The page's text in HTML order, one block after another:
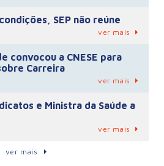
SEP não reúne
ver mais
convocou a CNESE para
Carreira
ver mais
e Ministra da Saúde a
ver mais
ver mais